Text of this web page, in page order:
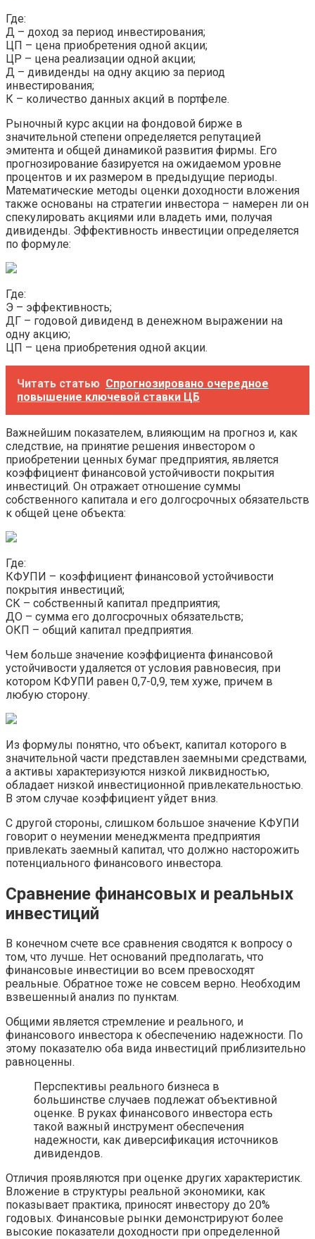
Где:
Д – доход за период инвестирования;
ЦП – цена приобретения одной акции;
ЦР – цена реализации одной акции;
Д – дивиденды на одну акцию за период
инвестирования;
К – количество данных акций в портфеле.
Рыночный курс акции на фондовой бирже в
значительной степени определяется репутацией
эмитента и общей динамикой развития фирмы. Его
прогнозирование базируется на ожидаемом уровне
процентов и их размером в предыдущие периоды.
Математические методы оценки доходности вложения
также основаны на стратегии инвестора – намерен ли он
спекулировать акциями или владеть ими, получая
дивиденды. Эффективность инвестиции определяется
по формуле:
Где:
Э – эффективность;
ДГ – годовой дивиденд в денежном выражении на
одну акцию;
ЦП – цена приобретения одной акции.
Читать статью Спрогнозировано очередное
повышение ключевой ставки ЦБ
Важнейшим показателем, влияющим на прогноз и, как
следствие, на принятие решения инвестором о
приобретении ценных бумаг предприятия, является
коэффициент финансовой устойчивости покрытия
инвестиций. Он отражает отношение суммы
собственного капитала и его долгосрочных обязательств
к общей цене объекта:
Где:
КФУПИ – коэффициент финансовой устойчивости
покрытия инвестиций;
СК – собственный капитал предприятия;
ДО – сумма его долгосрочных обязательств;
ОКП – общий капитал предприятия.
Чем больше значение коэффициента финансовой
устойчивости удаляется от условия равновесия, при
котором КФУПИ равен 0,7-0,9, тем хуже, причем в
любую сторону.
Из формулы понятно, что объект, капитал которого в
значительной части представлен заемными средствами,
а активы характеризуются низкой ликвидностью,
обладает низкой инвестиционной привлекательностью.
В этом случае коэффициент уйдет вниз.
С другой стороны, слишком большое значение КФУПИ
говорит о неумении менеджмента предприятия
привлекать заемный капитал, что должно насторожить
потенциального финансового инвестора.
Сравнение финансовых и реальных
инвестиций
В конечном счете все сравнения сводятся к вопросу о
том, что лучше. Нет оснований предполагать, что
финансовые инвестиции во всем превосходят
реальные. Обратное тоже не совсем верно. Необходим
взвешенный анализ по пунктам.
Общими является стремление и реального, и
финансового инвестора к обеспечению надежности. По
этому показателю оба вида инвестиций приблизительно
равноценны.
Перспективы реального бизнеса в
большинстве случаев подлежат объективной
оценке. В руках финансового инвестора есть
такой важный инструмент обеспечения
надежности, как диверсификация источников
дивидендов.
Отличия проявляются при оценке других характеристик.
Вложение в структуры реальной экономики, как
показывает практика, приносят инвестору до 20%
годовых. Финансовые рынки демонстрируют более
высокие показатели доходности при определенной